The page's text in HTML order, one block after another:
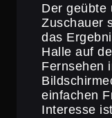
Der geübte
Zuschauer
das
Halle auf
Fernsehen
einfachen
Interesse